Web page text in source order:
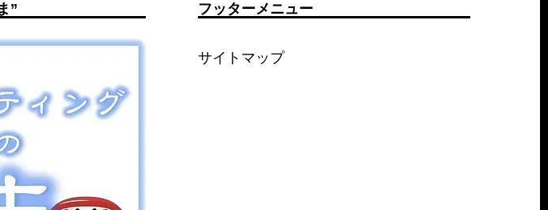
” フッターメニュー
サイトマップ